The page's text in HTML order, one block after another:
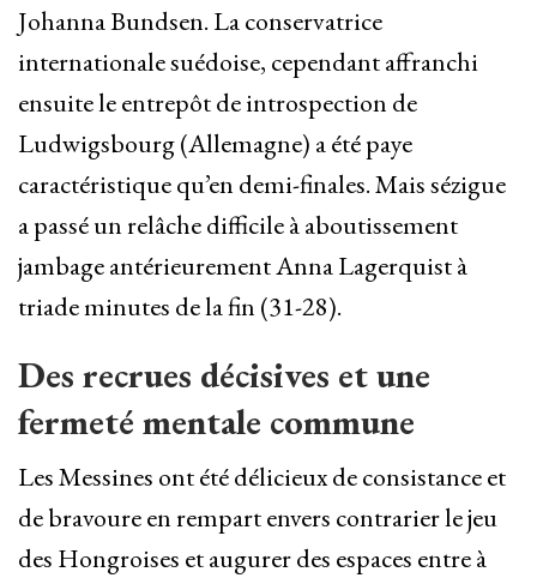
Johanna Bundsen. La conservatrice
internationale suédoise, cependant affranchi
ensuite le entrepôt de introspection de
Ludwigsbourg (Allemagne) a été paye
caractéristique qu’en demi-finales. Mais sézigue
a passé un relâche difficile à aboutissement
jambage antérieurement Anna Lagerquist à
triade minutes de la fin (31-28).
Des recrues décisives et une
fermeté mentale commune
Les Messines ont été délicieux de consistance et
de bravoure en rempart envers contrarier le jeu
des Hongroises et augurer des espaces entre à